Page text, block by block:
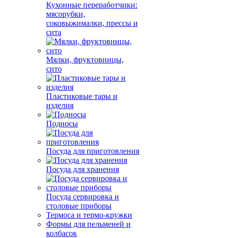
Кухонные переработчики:
мясорубки,
соковыжималки, прессы и
сита
Мялки, фруктовницы,
сито
Пластиковые тары и
изделия
Подносы
Посуда для приготовления
Посуда для хранения
Посуда сервировка и
столовые приборы
Термоса и термо-кружки
Формы для пельменей и
колбасок